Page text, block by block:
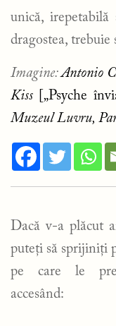
unică, irepetabilă
dragostea,
Imagine:Antonio
Kiss
[„Psyche
Muzeul Luvru,
Dacă v-a plăcut
puteți să sprijiniți
pe care le
accesând: